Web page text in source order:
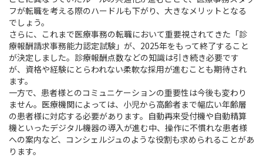
フが転職を考える際のハードルも下がり、大きなメリットとなる
でしょう。
さらに、これまで医療事務の転職において重要視されてきた「診
療報酬請求事務能力認定試験」が、2025年をもって終了すること
が決定しました。診療報酬点数などの知識は引き続き必要です
が、資格や経験にとらわれない柔軟な採用が進むことも期待され
ます。
一方で、患者様とのコミュニケーションの重要性は今後も変わり
ません。医療機関によっては、小児から高齢者まで幅広い年齢層
の患者様に対応する必要があります。自動再来受付機や自動精算
機といったデジタル機器の導入が進む中、操作に不慣れな患者様
への案内など、コンシェルジュのような役割も求められることがあ
ります。